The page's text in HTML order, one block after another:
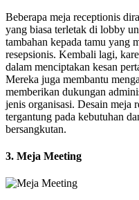
Beberapa meja receptionis
yang biasa terletak di lobby
tambahan kepada tamu yang
resepsionis. Kembali lagi,
dalam menciptakan kesan
Mereka juga membantu
memberikan dukungan
jenis organisasi. Desain meja
tergantung pada kebutuhan
bersangkutan.
3. Meja Meeting